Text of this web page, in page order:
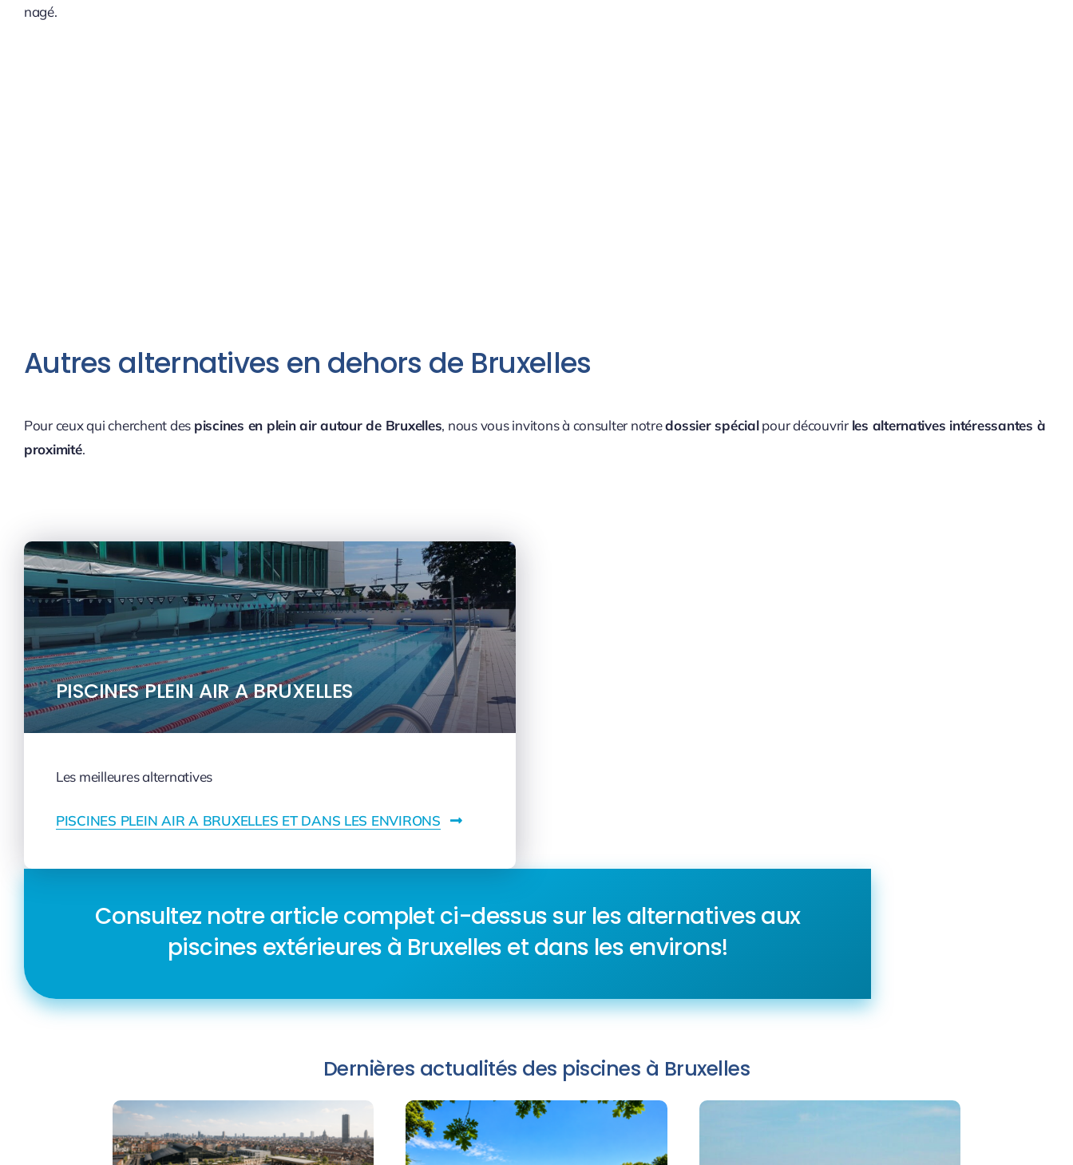
nagé.
Autres alternatives en dehors de Bruxelles
Pour ceux qui cherchent des piscines en plein air autour de Bruxelles, nous vous invitons à consulter notredossier spécialpour découvrir les alternatives intéressantes à
proximité.
PISCINES PLEIN AIR A BRUXELLES
Les meilleures alternatives
PISCINES PLEIN AIR A BRUXELLES ET DANS LES ENVIRONS
Consultez notre article complet ci-dessus sur les alternatives aux
piscines extérieures à Bruxelles et dans les environs!
Dernières actualités des piscines à Bruxelles